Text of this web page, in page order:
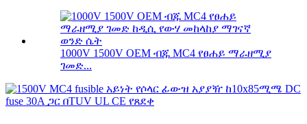
1000V 1500V OEM ብጁ MC4 የፀሐይ ማራዘሚያ
ገመድ...